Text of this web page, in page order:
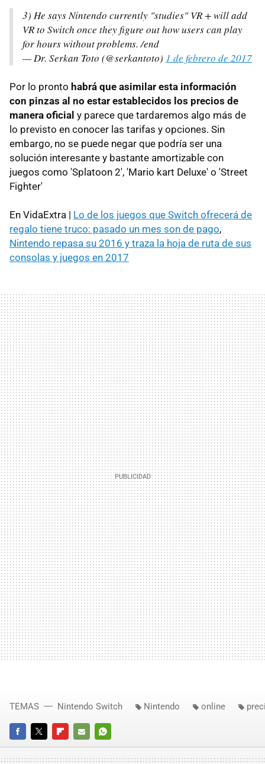
3) He says Nintendo currently "studies" VR + will add
VR to Switch once they figure out how users can play
for hours without problems. /end
— Dr. Serkan Toto (@serkantoto) 1 de febrero de 2017
Por lo pronto habrá que asimilar esta información
con pinzas al no estar establecidos los precios de
manera oficial y parece que tardaremos algo más de
lo previsto en conocer las tarifas y opciones. Sin
embargo, no se puede negar que podría ser una
solución interesante y bastante amortizable con
juegos como 'Splatoon 2', 'Mario kart Deluxe' o 'Street
Fighter'
En VidaExtra | Lo de los juegos que Switch ofrecerá de
regalo tiene truco: pasado un mes son de pago,
Nintendo repasa su 2016 y traza la hoja de ruta de sus
consolas y juegos en 2017
FACEBOOKTWITTERFLIPBOARD
E-
WHATSAPP
TEMAS Nintendo Switch Nintendo online